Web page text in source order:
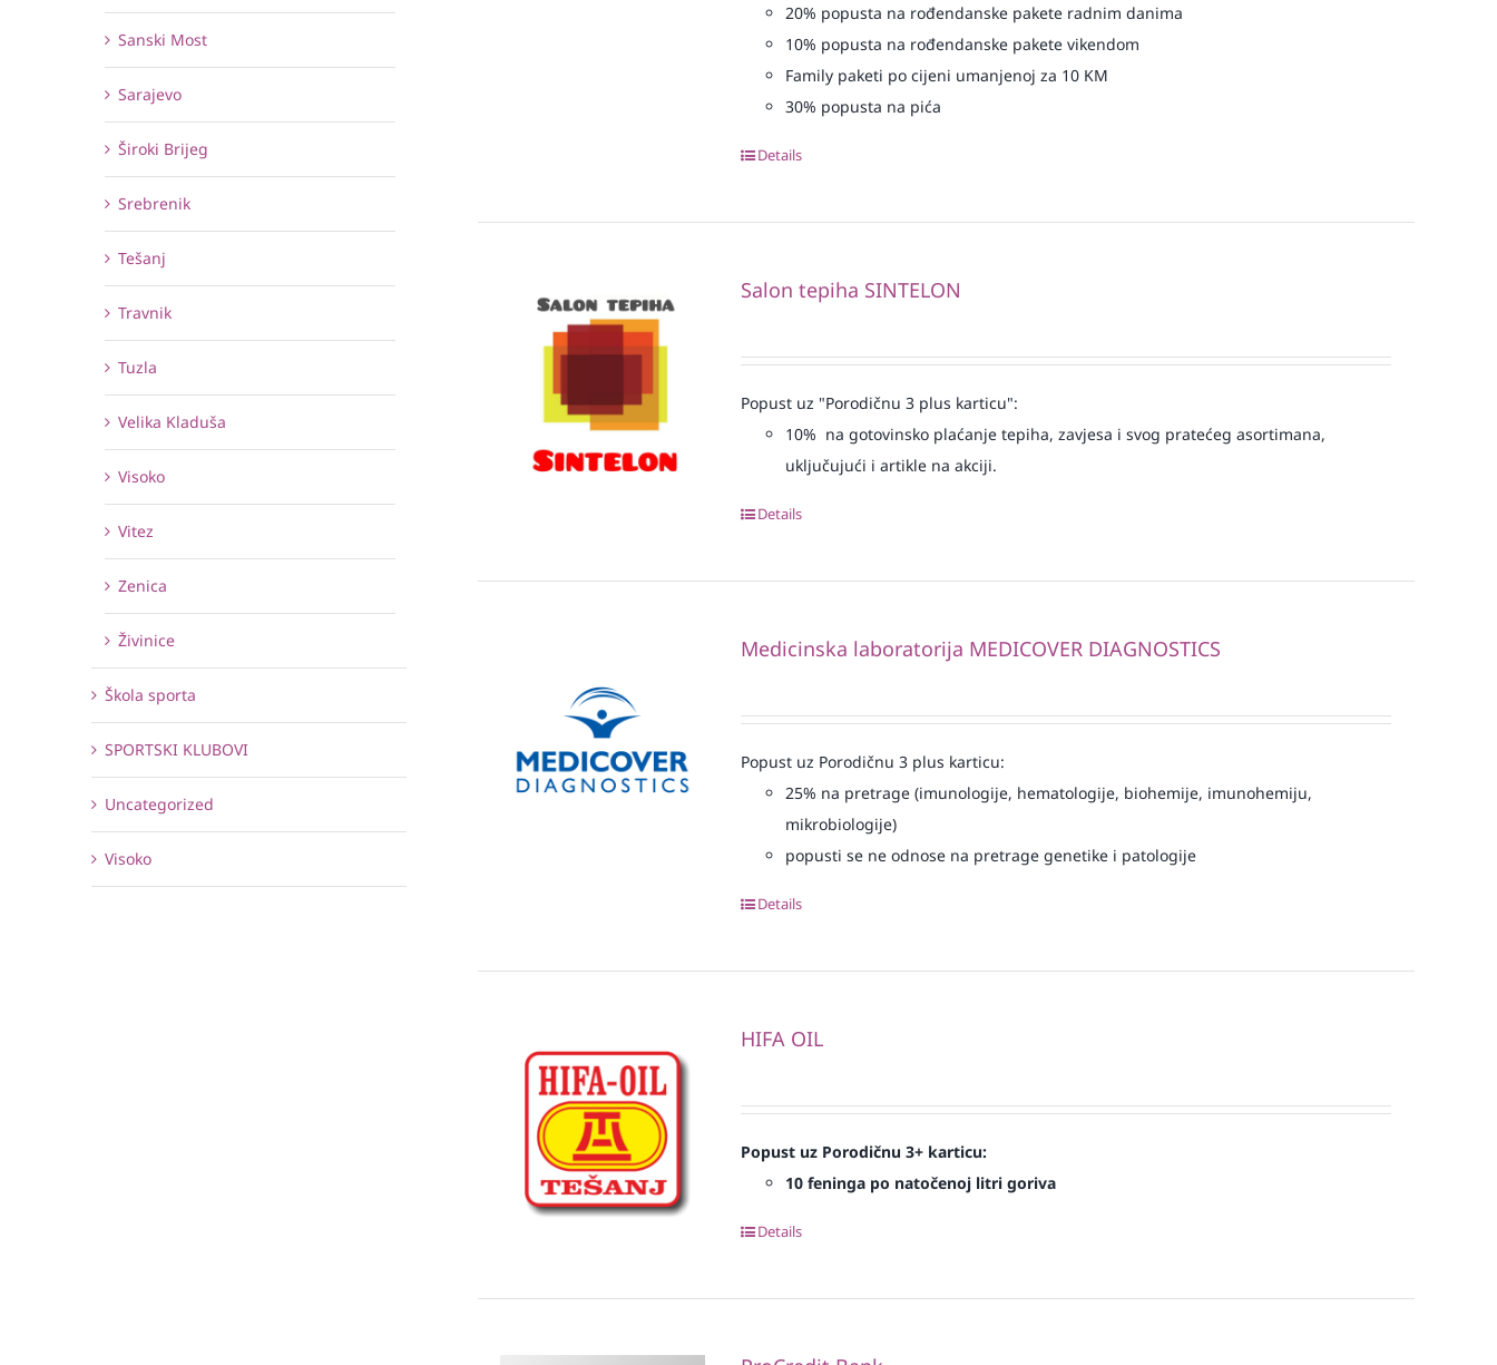
20% popusta na rođendanske pakete radnim danima
10% popusta na rođendanske pakete vikendom
Family paketi po cijeni umanjenoj za 10 KM
30% popusta na pića
Details
Salon tepiha SINTELON
Popust uz "Porodičnu 3 plus karticu":
10% na gotovinsko plaćanje tepiha, zavjesa i svog pratećeg asortimana,
uključujući i artikle na akciji.
Details
Medicinska laboratorija MEDICOVER DIAGNOSTICS
Popust uz Porodičnu 3 plus karticu:
25% na pretrage (imunologije, hematologije, biohemije, imunohemiju,
mikrobiologije)
popusti se ne odnose na pretrage genetike i patologije
Details
HIFA OIL
Popust uz Porodičnu 3+ karticu:
10 feninga po natočenoj litri goriva
Details
Sanski Most
Sarajevo
Široki Brijeg
Srebrenik
Tešanj
Travnik
Tuzla
Velika Kladuša
Visoko
Vitez
Zenica
Živinice
Škola sporta
SPORTSKI KLUBOVI
Uncategorized
Visoko